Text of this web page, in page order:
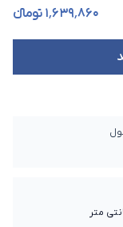
۱٬۶۳۹٬۸۶۰ تومانء